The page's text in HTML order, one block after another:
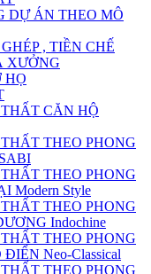
DỰ ÁN THEO MÔ
, TIỀN CHẾ
XƯỞNG
HỌ
CĂN HỘ
THEO PHONG
THEO PHONG
Modern Style
THEO PHONG
Indochine
THEO PHONG
Neo-Classical
THEO PHONG